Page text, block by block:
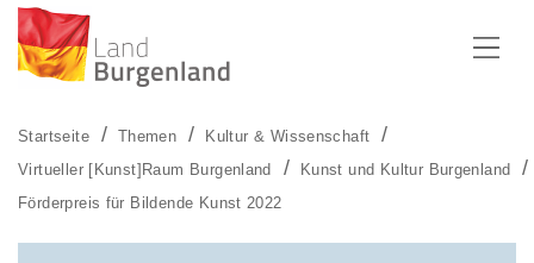
Startseite Themen
Kultur & Wissenschaft
Virtueller [Kunst]Raum Burgenland
Kunst und Kultur Burgenland
Förderpreis für Bildende Kunst 2022